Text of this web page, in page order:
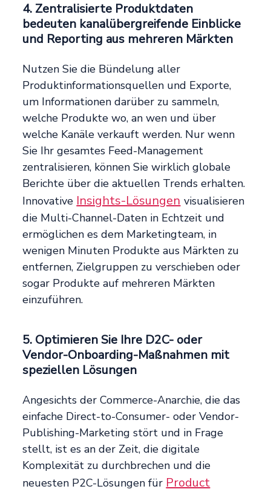
4. Zentralisierte Produktdaten
bedeuten kanalübergreifende Einblicke
und Reporting aus mehreren Märkten
Nutzen Sie die Bündelung aller
Produktinformationsquellen und Exporte,
um Informationen darüber zu sammeln,
welche Produkte wo, an wen und über
welche Kanäle verkauft werden. Nur wenn
Sie Ihr gesamtes Feed-Management
zentralisieren, können Sie wirklich globale
Berichte über die aktuellen Trends erhalten.
Innovative Insights-Lösungen visualisieren
die Multi-Channel-Daten in Echtzeit und
ermöglichen es dem Marketingteam, in
wenigen Minuten Produkte aus Märkten zu
entfernen, Zielgruppen zu verschieben oder
sogar Produkte auf mehreren Märkten
einzuführen.
5. Optimieren Sie Ihre D2C- oder
Vendor-Onboarding-Maßnahmen mit
speziellen Lösungen
Angesichts der Commerce-Anarchie, die das
einfache Direct-to-Consumer- oder Vendor-
Publishing-Marketing stört und in Frage
stellt, ist es an der Zeit, die digitale
Komplexität zu durchbrechen und die
neuesten P2C-Lösungen für Product